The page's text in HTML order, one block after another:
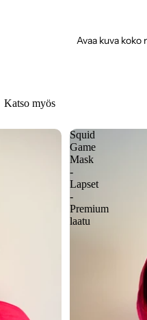
Avaa kuva koko
Katso myös
Squid
Game
Mask
-
Lapset
-
Premium
laatu